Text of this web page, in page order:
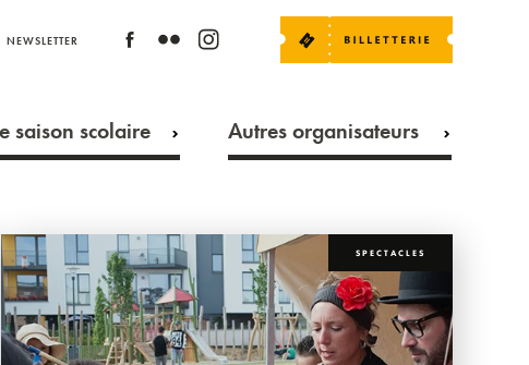
NEWSLETTER
saison scolaire Autres organisateurs
SPECTACLES